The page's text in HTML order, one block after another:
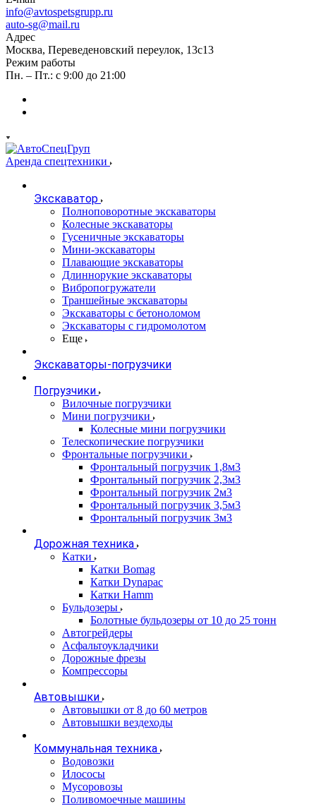
info@avtospetsgrupp.ru
auto-sg@mail.ru
Адрес
Москва, Переведеновский переулок, 13с13
Режим работы
Пн. – Пт.: с 9:00 до 21:00
Аренда спецтехники
Экскаватор
Полноповоротные экскаваторы
Колесные экскаваторы
Гусеничные экскаваторы
Мини-экскаваторы
Плавающие экскаваторы
Длиннорукие экскаваторы
Вибропогружатели
Траншейные экскаваторы
Экскаваторы с бетоноломом
Экскаваторы с гидромолотом
Еще
Экскаваторы-погрузчики
Погрузчики
Вилочные погрузчики
Мини погрузчики
Колесные мини погрузчики
Телескопические погрузчики
Фронтальные погрузчики
Фронтальный погрузчик 1,8м3
Фронтальный погрузчик 2,3м3
Фронтальный погрузчик 2м3
Фронтальный погрузчик 3,5м3
Фронтальный погрузчик 3м3
Дорожная техника
Катки
Катки Bomag
Катки Dynapac
Катки Hamm
Бульдозеры
Болотные бульдозеры от 10 до 25 тонн
Автогрейдеры
Асфальтоукладчики
Дорожные фрезы
Компрессоры
Автовышки
Автовышки от 8 до 60 метров
Автовышки вездеходы
Коммунальная техника
Водовозки
Илососы
Мусоровозы
Поливомоечные машины